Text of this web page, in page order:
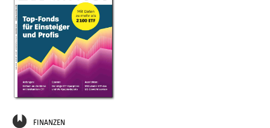
FINANZEN